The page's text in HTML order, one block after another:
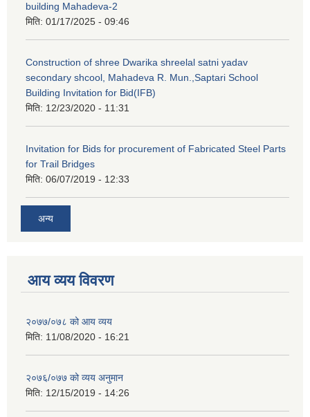
building Mahadeva-2
मिति: 01/17/2025 - 09:46
Construction of shree Dwarika shreelal satni yadav
secondary shcool, Mahadeva R. Mun.,Saptari School
Building Invitation for Bid(IFB)
मिति: 12/23/2020 - 11:31
Invitation for Bids for procurement of Fabricated Steel Parts
for Trail Bridges
मिति: 06/07/2019 - 12:33
अन्य
आय व्यय विवरण
२०७७/०७८ को आय व्यय
मिति: 11/08/2020 - 16:21
२०७६/०७७ को व्यय अनुमान
मिति: 12/15/2019 - 14:26